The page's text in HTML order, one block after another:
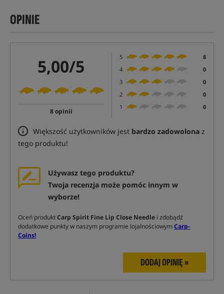
OPINIE
5,00/5
8 opinii
5
8
4
0
3
0
2
0
1
0
Większość użytkowników jest bardzo zadowolona z
tego produktu!
Używasz tego produktu?
Twoja recenzja może pomóc innym w
wyborze!
Oceń produktCarp Spirit Fine Lip Close Needle i zdobądź
dodatkowe punkty w naszym programie lojalnościowymCarp-
Coins!
DODAJ OPINIĘ »